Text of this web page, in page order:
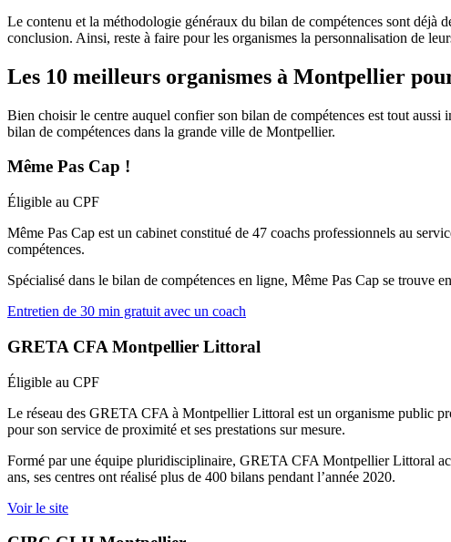
Le contenu et la méthodologie généraux du bilan de compétences sont
conclusion. Ainsi, reste à faire pour les organismes la personnalisation de
Les 10 meilleurs organismes à Montpellier
Bien choisir le centre auquel confier son bilan de compétences est tout
bilan de compétences dans la grande ville de Montpellier.
Même Pas Cap !
Éligible au CPF
Même Pas Cap est un cabinet constitué de 47 coachs professionnels au
compétences.
Spécialisé dans le bilan de compétences en ligne, Même Pas Cap se trouve
Entretien de 30 min gratuit avec un coach
GRETA CFA Montpellier Littoral
Éligible au CPF
Le réseau des GRETA CFA à Montpellier Littoral est un organisme public
pour son service de proximité et ses prestations sur mesure.
Formé par une équipe pluridisciplinaire, GRETA CFA Montpellier Littoral
ans, ses centres ont réalisé plus de 400 bilans pendant l’année 2020.
Voir le site